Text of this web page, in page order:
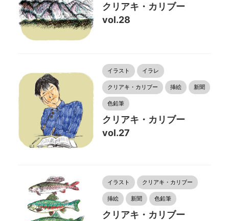
クリアキ・カリブー
vol.28
イラスト イラレ
クリアキ・カリブー 挿絵 新聞
色鉛筆
クリアキ・カリブー
vol.27
イラスト クリアキ・カリブー
挿絵 新聞 色鉛筆
クリアキ・カリブー